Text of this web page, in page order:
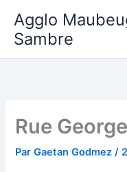
contenu
Agglo
Sambre
Rue
ParGaetan Godmez/